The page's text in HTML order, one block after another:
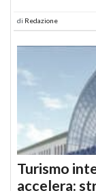
di Redazione
Turismo
accelera: